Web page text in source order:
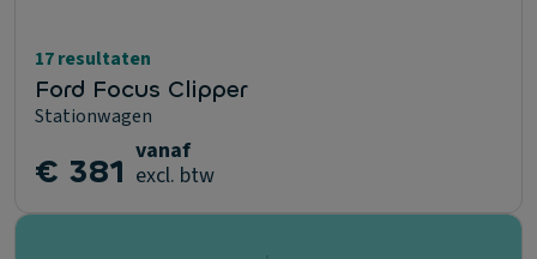
17 resultaten
Ford Focus Clipper
Stationwagen
€ 381 vanaf
excl. btw